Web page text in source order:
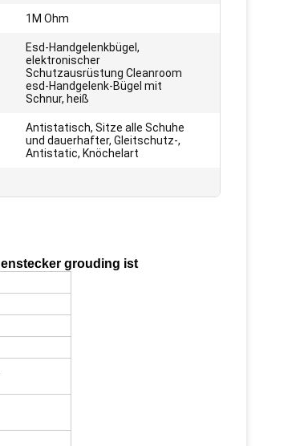
1M Ohm
Esd-Handgelenkbügel,
elektronischer
Schutzausrüstung Cleanroom
esd-Handgelenk-Bügel mit
Schnur, heiß
Antistatisch, Sitze alle Schuhe
und dauerhafter, Gleitschutz-,
Antistatic, Knöchelart
grouding ist